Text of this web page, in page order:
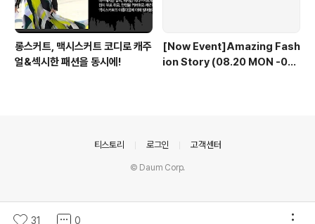
롱스커트, 맥시스커트 코디로 캐주
얼&섹시한 패션을 동시에!
[Now Event]Amazing Fash
ion Story (08.20 MON -08.
31 0
티스토리 로그인 고객센터
© Daum Corp.